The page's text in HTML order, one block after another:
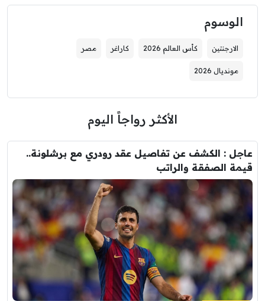
الوسوم
الارجنتين كأس العالم 2026 كاراغر مصر
مونديال 2026
الأكثر رواجاً اليوم
عاجل : الكشف عن تفاصيل عقد رودري مع برشلونة..
قيمة الصفقة والراتب